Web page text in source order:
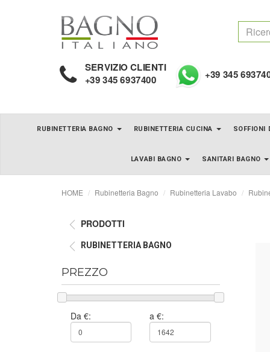
SERVIZIO CLIENTI
+39 345 6937400 +39 345
RUBINETTERIA BAGNO RUBINETTERIA CUCINA SOFFIONI
LAVABI BAGNO SANITARI BAGNO
HOME Rubinetteria Bagno Rubinetteria Lavabo
PRODOTTI
RUBINETTERIA BAGNO
PREZZO
Da €: a €: